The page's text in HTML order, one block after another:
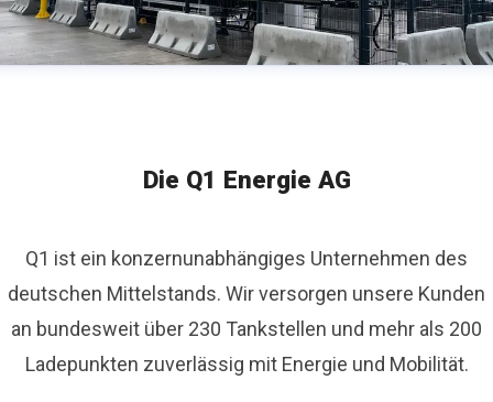
Die Q1 Energie AG
Q1 ist ein konzernunabhängiges Unternehmen des
deutschen Mittelstands. Wir versorgen unsere Kunden
an bundesweit über 230 Tankstellen und mehr als 200
Ladepunkten zuverlässig mit Energie und Mobilität.